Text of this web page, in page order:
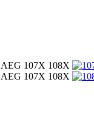
AEG 107X 108X
AEG 107X 108X